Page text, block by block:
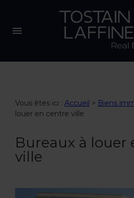
menu
Vous êtes ici : Accueil > Biens
louer en centre ville
Bureaux à louer
ville